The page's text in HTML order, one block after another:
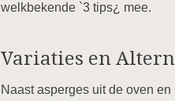
welkbekende `3 tips¿ mee.
Variaties en
Naast asperges uit de oven